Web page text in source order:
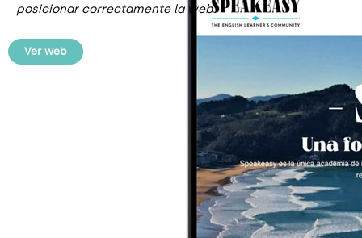
posicionar correctamente la web.
Ver web